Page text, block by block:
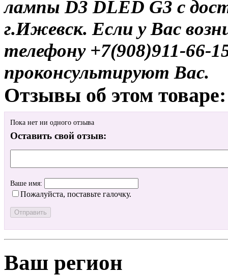
лампы D3 DLED G3 с
г.Ижевск. Если у Вас
телефону +7(908)911-
проконсультируют Вас.
Отзывы об этом товаре:
Пока нет ни одного отзыва
Оставить свой отзыв:
Ваше имя:
Пожалуйста, поставьте галочку.
Ваш регион